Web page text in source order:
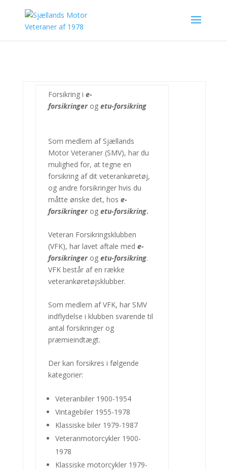
Forsikring i e-
forsikringerog etu-forsikring
Som medlem af Sjællands
Motor Veteraner (SMV), har du
mulighed for, at tegne en
forsikring af dit veterankøretøj,
og andre forsikringer hvis du
måtte ønske det, hos e-
forsikringerog etu-forsikring.
Veteran Forsikringsklubben
(VFK), har lavet aftale med e-
forsikringerog etu-forsikring.
VFK består af en række
veterankøretøjsklubber.
Som medlem af VFK, har SMV
indflydelse i klubben svarende til
antal forsikringer og
præmieindtægt.
Der kan forsikres i følgende
kategorier:
Veteranbiler 1900-1954
Vintagebiler 1955-1978
Klassiske biler 1979-1987
Veteranmotorcykler 1900-
1978
Klassiske motorcykler 1979-